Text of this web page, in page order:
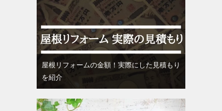
屋根リフォームの金額！実際にした見積もり
を紹介